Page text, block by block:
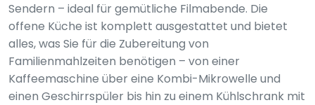
Sendern – ideal für gemütliche Filmabende. Die
offene Küche ist komplett ausgestattet und bietet
alles, was Sie für die Zubereitung von
Familienmahlzeiten benötigen – von einer
Kaffeemaschine über eine Kombi-Mikrowelle und
einen Geschirrspüler bis hin zu einem Kühlschrank mit